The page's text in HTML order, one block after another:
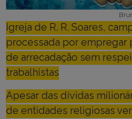
Igreja de R. R. Soares,
processada por empregar
de arrecadação sem
trabalhistas
Apesar das dívidas
de entidades religiosas